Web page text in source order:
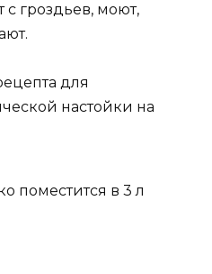
гроздьев, моют,
для
настойки на
поместится в 3 л